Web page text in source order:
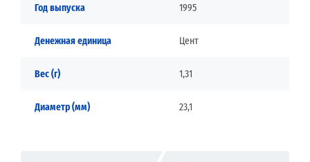
Год выпуска 1995
Денежная единица Цент
Вес (г) 1,31
Диаметр (мм) 23,1